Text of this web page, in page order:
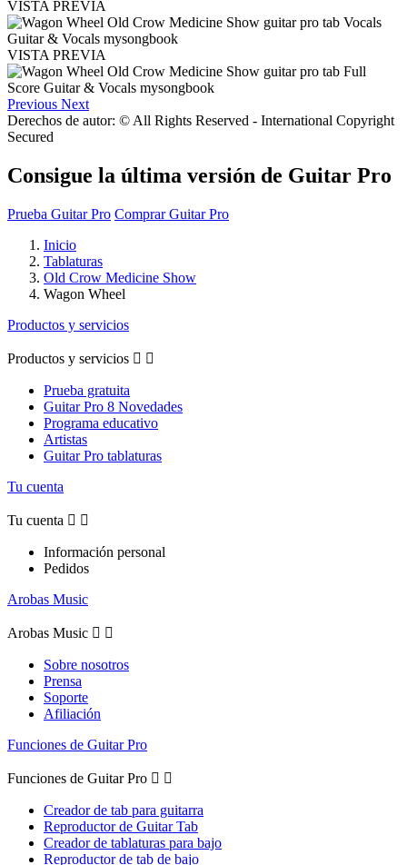
VISTA PREVIA
VISTA PREVIA
Previous Next
Derechos de autor: © All Rights Reserved - International Copyright
Secured
Consigue la última versión de Guitar Pro
Prueba Guitar Pro Comprar Guitar Pro
Inicio
Tablaturas
Old Crow Medicine Show
Wagon Wheel
Productos y servicios
Productos y servicios  
Prueba gratuita
Guitar Pro 8 Novedades
Programa educativo
Artistas
Guitar Pro tablaturas
Tu cuenta
Tu cuenta  
Información personal
Pedidos
Arobas Music
Arobas Music  
Sobre nosotros
Prensa
Soporte
Afiliación
Funciones de Guitar Pro
Funciones de Guitar Pro  
Creador de tab para guitarra
Reproductor de Guitar Tab
Creador de tablaturas para bajo
Reproductor de tab de bajo